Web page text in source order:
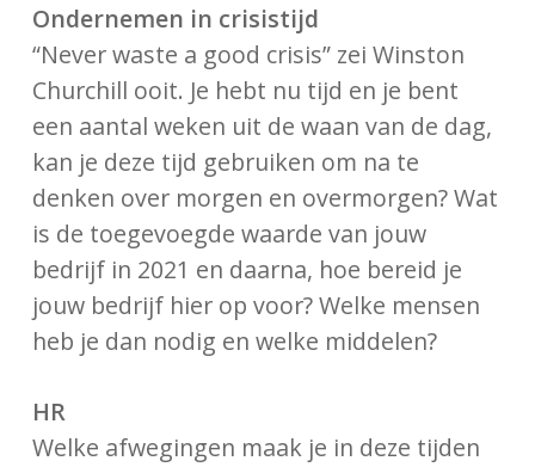
Ondernemen in crisistijd
“Never waste a good crisis” zei Winston
Churchill ooit. Je hebt nu tijd en je bent
een aantal weken uit de waan van de dag,
kan je deze tijd gebruiken om na te
denken over morgen en overmorgen? Wat
is de toegevoegde waarde van jouw
bedrijf in 2021 en daarna, hoe bereid je
jouw bedrijf hier op voor? Welke mensen
heb je dan nodig en welke middelen?
HR
Welke afwegingen maak je in deze tijden